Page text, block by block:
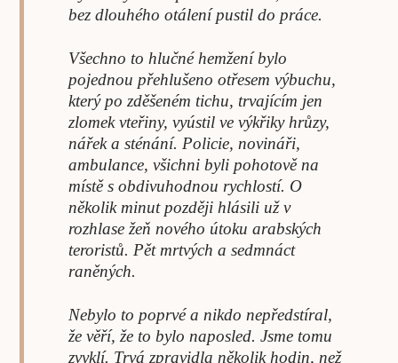
bez dlouhého otálení pustil do práce.
Všechno to hlučné hemžení bylo
pojednou přehlušeno otřesem výbuchu,
který po zděšeném tichu, trvajícím jen
zlomek vteřiny, vyústil ve výkřiky hrůzy,
nářek a sténání. Policie, novináři,
ambulance, všichni byli pohotově na
místě s obdivuhodnou rychlostí. O
několik minut později hlásili už v
rozhlase žeň nového útoku arabských
teroristů. Pět mrtvých a sedmnáct
raněných.
Nebylo to poprvé a nikdo nepředstíral,
že věří, že to bylo naposled. Jsme tomu
zvyklí. Trvá zpravidla několik hodin, než